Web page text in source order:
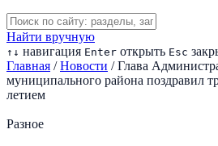
Найти вручную
↑ ↓ навигация Enter открыть Esc
Главная / Новости / Глава
муниципального района поздравил
летием
Разное